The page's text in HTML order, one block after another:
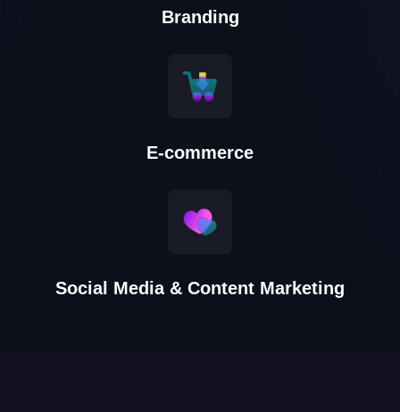
Branding
E-commerce
Social Media & Content Marketing